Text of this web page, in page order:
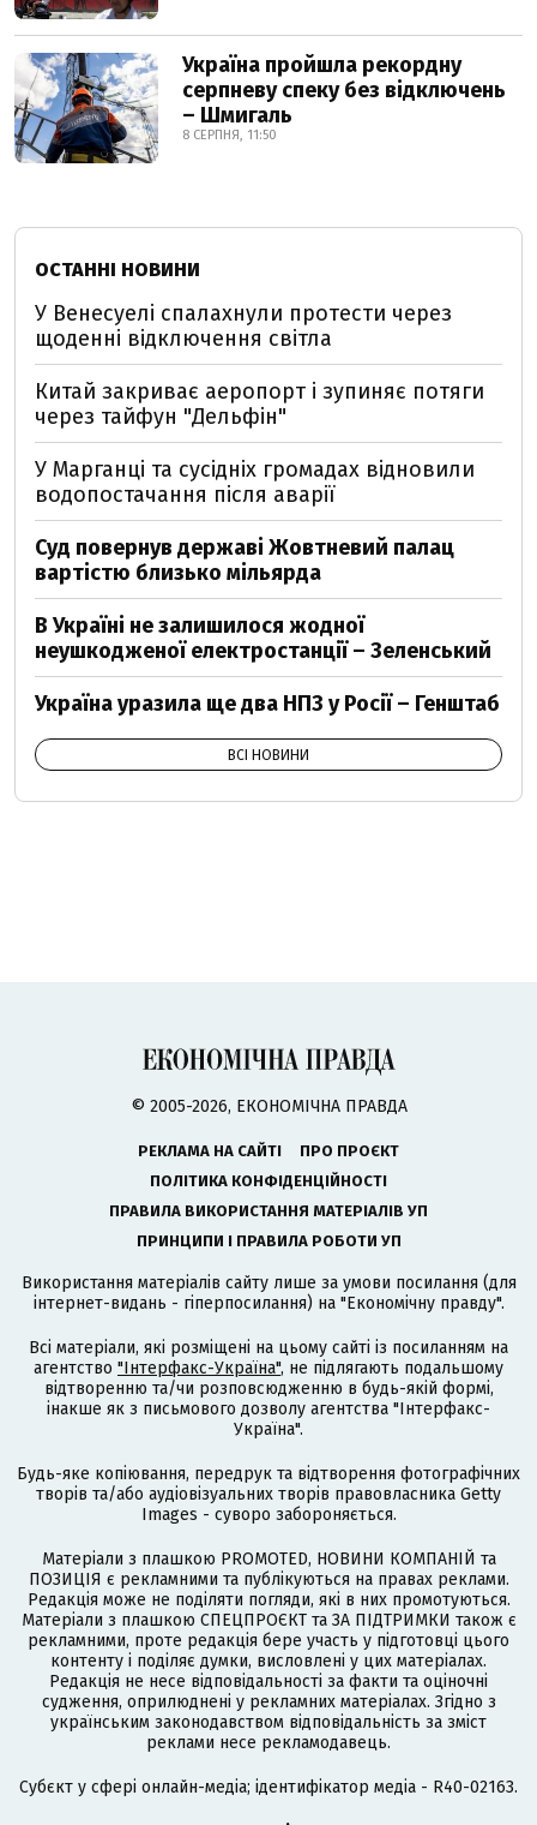
Україна пройшла рекордну
серпневу спеку без відключень
– Шмигаль
8 СЕРПНЯ, 11:50
ОСТАННІ НОВИНИ
У Венесуелі спалахнули протести через
щоденні відключення світла
Китай закриває аеропорт і зупиняє потяги
через тайфун "Дельфін"
У Марганці та сусідніх громадах відновили
водопостачання після аварії
Суд повернув державі Жовтневий палац
вартістю близько мільярда
В Україні не залишилося жодної
неушкодженої електростанції – Зеленський
Україна уразила ще два НПЗ у Росії – Генштаб
ВСІ НОВИНИ
© 2005-2026, ЕКОНОМІЧНА ПРАВДА
РЕКЛАМА НА САЙТІ
ПРО ПРОЄКТ
ПОЛІТИКА КОНФІДЕНЦІЙНОСТІ
ПРАВИЛА ВИКОРИСТАННЯ МАТЕРІАЛІВ УП
ПРИНЦИПИ І ПРАВИЛА РОБОТИ УП
Використання матеріалів сайту лише за умови посилання (для
інтернет-видань - гіперпосилання) на "Економічну правду".
Всі матеріали, які розміщені на цьому сайті із посиланням на
агентство "Інтерфакс-Україна", не підлягають подальшому
відтворенню та/чи розповсюдженню в будь-якій формі,
інакше як з письмового дозволу агентства "Інтерфакс-
Україна".
Будь-яке копіювання, передрук та відтворення фотографічних
творів та/або аудіовізуальних творів правовласника Getty
Images - суворо забороняється.
Матеріали з плашкою PROMOTED, НОВИНИ КОМПАНІЙ та
ПОЗИЦІЯ є рекламними та публікуються на правах реклами.
Редакція може не поділяти погляди, які в них промотуються.
Матеріали з плашкою СПЕЦПРОЄКТ та ЗА ПІДТРИМКИ також є
рекламними, проте редакція бере участь у підготовці цього
контенту і поділяє думки, висловлені у цих матеріалах.
Редакція не несе відповідальності за факти та оціночні
судження, оприлюднені у рекламних матеріалах. Згідно з
українським законодавством відповідальність за зміст
реклами несе рекламодавець.
Cубєкт у сфері онлайн-медіа; ідентифікатор медіа - R40-02163.